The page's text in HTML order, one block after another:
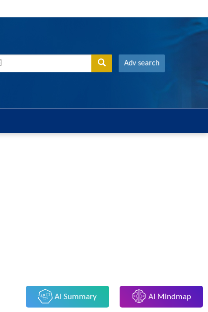
Adv search
AI Summary AI Mindmap